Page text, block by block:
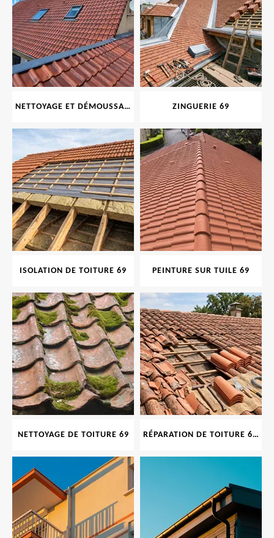
NETTOYAGE ET DÉMOUSSAGE DE TOITURE ET FAÇADE 69 ZINGUERIE 69
ISOLATION DE TOITURE 69 PEINTURE SUR TUILE 69
NETTOYAGE DE TOITURE 69 RÉPARATION DE TOITURE 69 RHONE, TUILES CASSÉES OU ABIMÉES